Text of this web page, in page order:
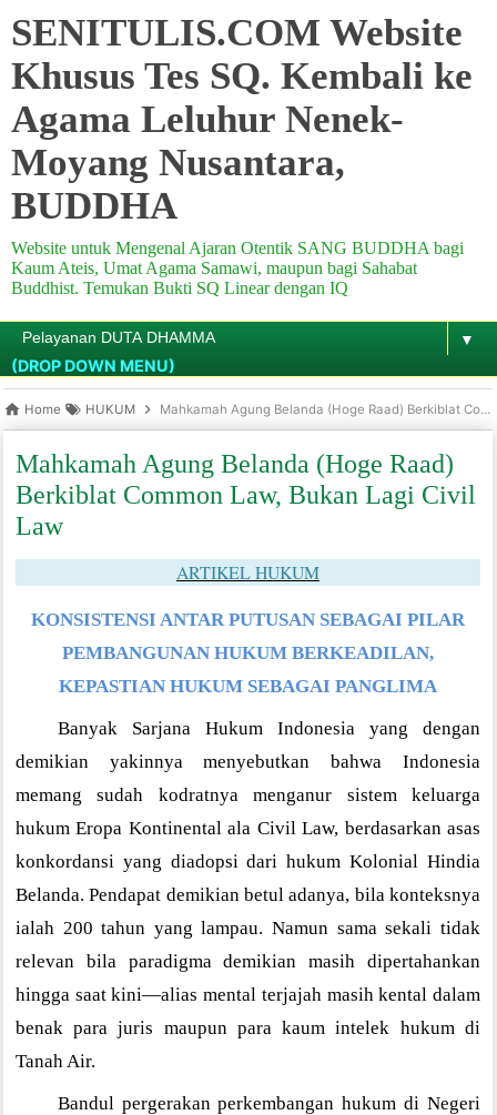
SENITULIS.COM Website
Khusus Tes SQ. Kembali ke
Agama Leluhur Nenek-
Moyang Nusantara,
BUDDHA
Website untuk Mengenal Ajaran Otentik SANG BUDDHA bagi
Kaum Ateis, Umat Agama Samawi, maupun bagi Sahabat
Buddhist. Temukan Bukti SQ Linear dengan IQ
▼
(DROP DOWN MENU)
Home HUKUM Mahkamah Agung Belanda (Hoge Raad) Berkiblat Common Law, Bukan Lagi Civil Law
Mahkamah Agung Belanda (Hoge Raad)
Berkiblat Common Law, Bukan Lagi Civil
Law
ARTIKEL HUKUM
KONSISTENSI ANTAR PUTUSAN SEBAGAI PILAR
PEMBANGUNAN HUKUM BERKEADILAN,
KEPASTIAN HUKUM SEBAGAI PANGLIMA
Banyak Sarjana Hukum Indonesia yang dengan
demikian yakinnya menyebutkan bahwa Indonesia
memang sudah kodratnya menganur sistem keluarga
hukum Eropa Kontinental ala Civil Law, berdasarkan asas
konkordansi yang diadopsi dari hukum Kolonial Hindia
Belanda. Pendapat demikian betul adanya, bila konteksnya
ialah 200 tahun yang lampau. Namun sama sekali tidak
relevan bila paradigma demikian masih dipertahankan
hingga saat kini—alias mental terjajah masih kental dalam
benak para juris maupun para kaum intelek hukum di
Tanah Air.
Bandul pergerakan perkembangan hukum di Negeri